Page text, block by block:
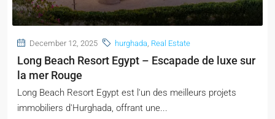
December 12, 2025 hurghada Real Estate
Long Beach Resort Egypt – Escapade de luxe sur
la mer Rouge
Long Beach Resort Egypt est l'un des meilleurs projets
immobiliers d'Hurghada, offrant une...